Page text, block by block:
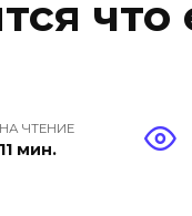
НА ЧТЕНИЕ
11 мин.